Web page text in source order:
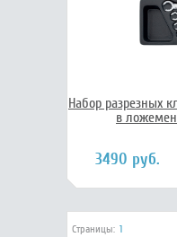
Набор разрезных
в
3490 руб.
Страницы: 1